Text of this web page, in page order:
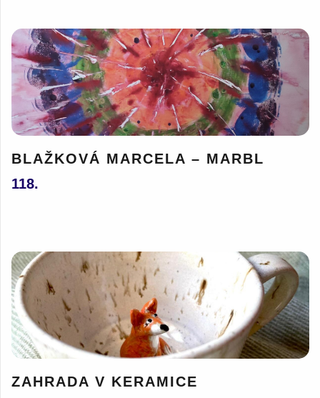
BLAŽKOVÁ MARCELA – MARBL
118.
ZAHRADA V KERAMICE